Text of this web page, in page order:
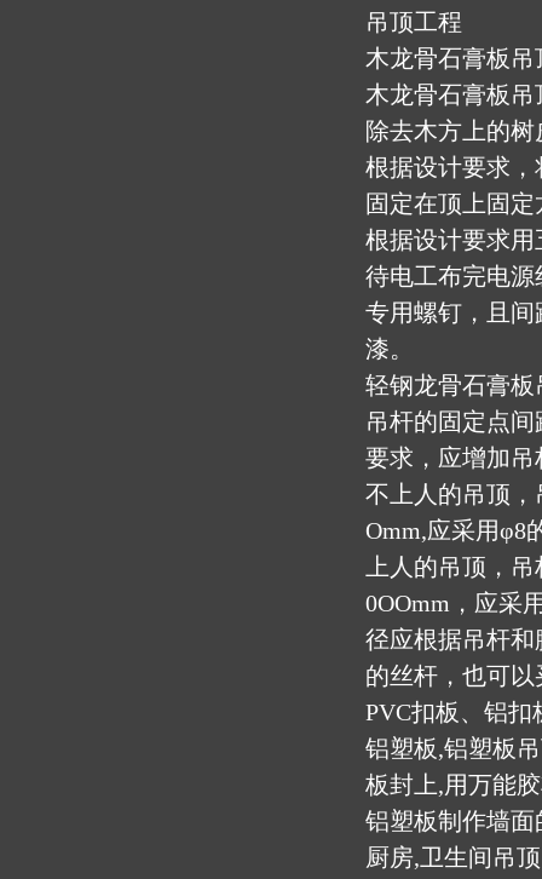
吊顶工程
木龙骨石膏板
木龙骨石膏板吊
除去木方上的
根据设计要求
固定在顶上固
根据设计要求
待电工布完电
专用螺钉，且间
漆。
轻钢龙骨石膏
吊杆的固定点
要求，应增加
不上人的吊顶，
Omm,应采用φ8
上人的吊顶，
0OOmm，应采
径应根据吊杆和
的丝杆，也可
PVC扣板、铝扣
铝塑板,铝塑板
板封上,用万能
铝塑板制作墙
厨房,卫生间吊